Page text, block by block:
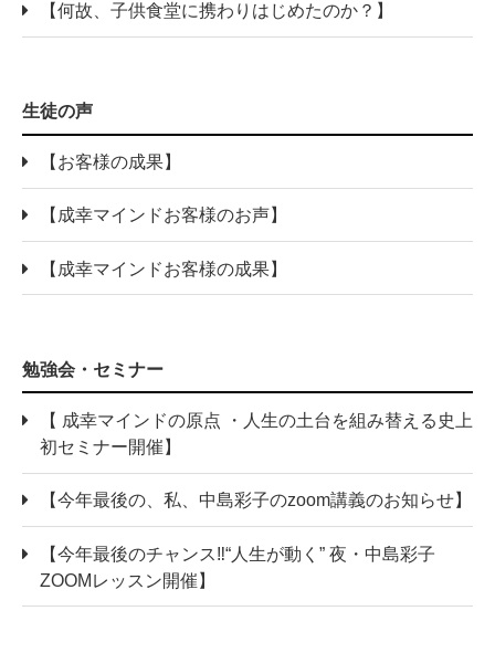
【何故、子供食堂に携わりはじめたのか？】
生徒の声
【お客様の成果】
【成幸マインドお客様のお声】
【成幸マインドお客様の成果】
勉強会・セミナー
【 成幸マインドの原点 ・人生の土台を組み替える史上
初セミナー開催】
【今年最後の、私、中島彩子のzoom講義のお知らせ】
【今年最後のチャンス‼“人生が動く” 夜・中島彩子
ZOOMレッスン開催】